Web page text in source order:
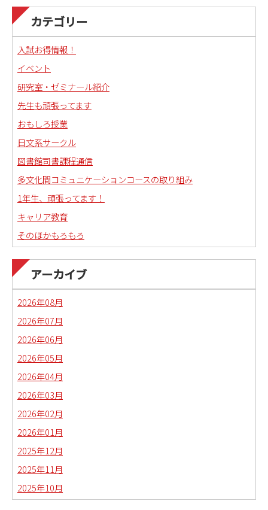
カテゴリー
入試お得情報！
イベント
研究室・ゼミナール紹介
先生も頑張ってます
おもしろ授業
日文系サークル
図書館司書課程通信
多文化間コミュニケーションコースの取り組み
1年生、頑張ってます！
キャリア教育
そのほかもろもろ
日本語教育副専攻課程通信(日本語教師)
琉球沖縄文化コースの取り組み
アーカイブ
2026年08月
2026年07月
2026年06月
2026年05月
2026年04月
2026年03月
2026年02月
2026年01月
2025年12月
2025年11月
2025年10月